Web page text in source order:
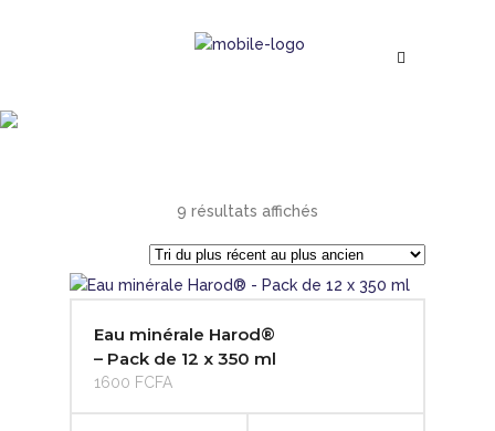
9 résultats affichés
du
Eau minérale Harod®
– Pack de 12 x 350 ml
1600 FCFA